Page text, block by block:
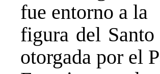
fue entorno a la
figura del
otorgada por el